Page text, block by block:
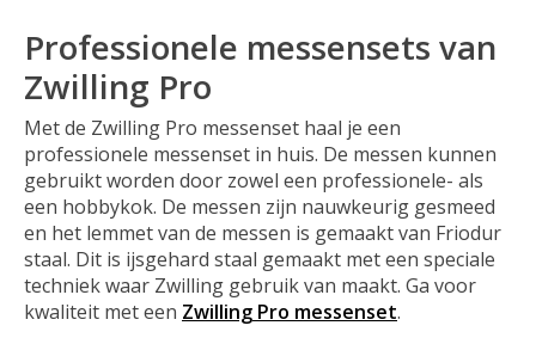
Professionele messensets van
Zwilling Pro
Met de Zwilling Pro messenset haal je een
professionele messenset in huis. De messen kunnen
gebruikt worden door zowel een professionele- als
een hobbykok. De messen zijn nauwkeurig gesmeed
en het lemmet van de messen is gemaakt van Friodur
staal. Dit is ijsgehard staal gemaakt met een speciale
techniek waar Zwilling gebruik van maakt. Ga voor
kwaliteit met een Zwilling Pro messenset.